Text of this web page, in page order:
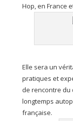
Hop, en France
Elle sera un
pratiques et
de rencontre du
longtemps
française.